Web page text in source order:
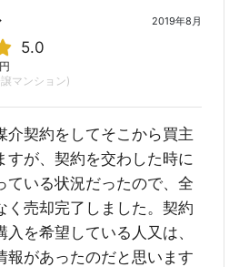
2019年8月
5.0
マンション)
介契約をしてそこから買主
すが、契約を交わした時に
ている状況だったので、全
く売却完了しました。契約
を希望している人又は、
報があったのだと思います